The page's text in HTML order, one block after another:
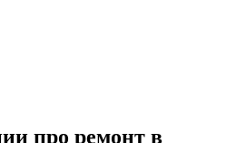
про ремонт в